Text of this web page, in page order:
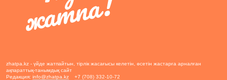
zhatpa.kz - үйде жатпайтын, тірлік жасағысы келетін, өсетін жастарға арналған
ақпараттық-танымдық сайт
Редакция: info@zhatpa.kz
+7 (708) 332-10-72